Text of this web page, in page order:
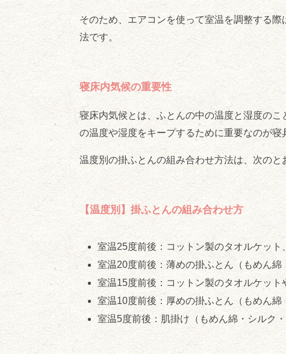
そのため、エアコンを使って室温を調整する
法です。
寝床内気候の重要性
寝床内気候とは、ふとんの中の温度と湿度の
の温度や湿度をキープするために重要なのが寝
温度別の掛ふとんの組み合わせ方法は、次のと
【温度別】掛ふとんの組み合わせ方
室温25度前後：コットン製のタオルケット
室温20度前後：薄めの掛ふとん（もめん綿
室温15度前後：コットン製のタオルケット
室温10度前後：厚めの掛ふとん（もめん綿
室温5度前後：肌掛け（もめん綿・シルク